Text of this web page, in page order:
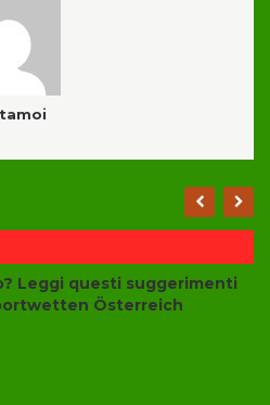
Leggi questi suggerimenti
Österreich